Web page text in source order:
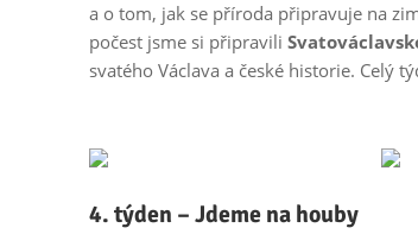
a o tom, jak se příroda připravuje na
počest jsme si připravili
svatého Václava a české historie. Celý
4. týden – Jdeme na houby